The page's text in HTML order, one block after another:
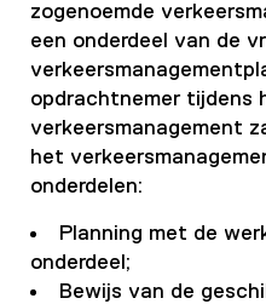
zogenoemde
een onderdeel van de
opdrachtnemer tijdens
verkeersmanagement
het
onderdelen:
Planning met de
onderdeel;
Bewijs van de